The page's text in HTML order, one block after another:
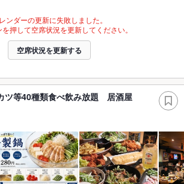
ンダーの更新に失敗しました。
押して空席状況を更新してください。
空席状況を更新する
ツ等40種類食べ飲み放題 居酒屋